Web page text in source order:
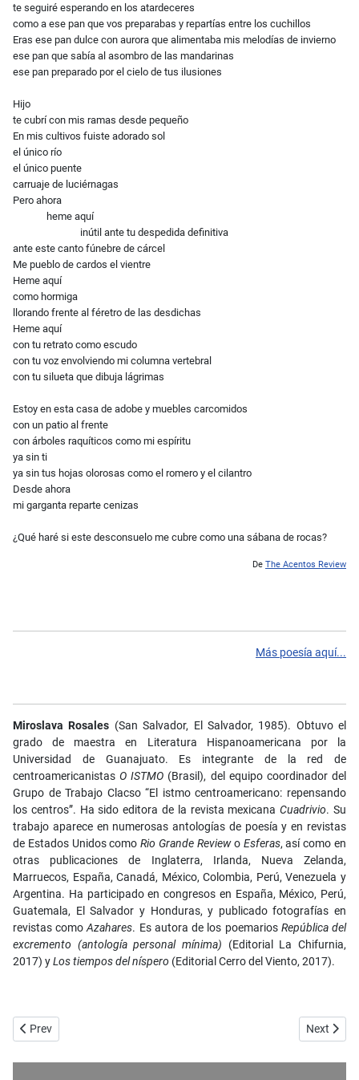
te seguiré esperando en los atardeceres
como a ese pan que vos preparabas y repartías entre los cuchillos
Eras ese pan dulce con aurora que alimentaba mis melodías de invierno
ese pan que sabía al asombro de las mandarinas
ese pan preparado por el cielo de tus ilusiones
Hijo
te cubrí con mis ramas desde pequeño
En mis cultivos fuiste adorado sol
el único río
el único puente
carruaje de luciérnagas
Pero ahora
heme aquí
inútil ante tu despedida definitiva
ante este canto fúnebre de cárcel
Me pueblo de cardos el vientre
Heme aquí
como hormiga
llorando frente al féretro de las desdichas
Heme aquí
con tu retrato como escudo
con tu voz envolviendo mi columna vertebral
con tu silueta que dibuja lágrimas
Estoy en esta casa de adobe y muebles carcomidos
con un patio al frente
con árboles raquíticos como mi espíritu
ya sin ti
ya sin tus hojas olorosas como el romero y el cilantro
Desde ahora
mi garganta reparte cenizas
¿Qué haré si este desconsuelo me cubre como una sábana de rocas?
De The Acentos Review
Más poesía aquí...
Miroslava Rosales (San Salvador, El Salvador, 1985). Obtuvo el
grado de maestra en Literatura Hispanoamericana por la
Universidad de Guanajuato. Es integrante de la red de
centroamericanistasO ISTMO (Brasil), del equipo coordinador del
Grupo de Trabajo Clacso “El istmo centroamericano: repensando
los centros”. Ha sido editora de la revista mexicanaCuadrivio. Su
trabajo aparece en numerosas antologías de poesía y en revistas
de Estados Unidos comoRio Grande Reviewo Esferas, así como en
otras publicaciones de Inglaterra, Irlanda, Nueva Zelanda,
Marruecos, España, Canadá, México, Colombia, Perú, Venezuela y
Argentina. Ha participado en congresos en España, México, Perú,
Guatemala, El Salvador y Honduras, y publicado fotografías en
revistas comoAzahares. Es autora de los poemarios República del
excremento (antología personal mínima) (Editorial La Chifurnia,
2017) yLos tiempos del níspero (Editorial Cerro del Viento, 2017).
Previous article: No. 77 - Poesía - Tres poemas niños - María Choza
Prev Next
Next